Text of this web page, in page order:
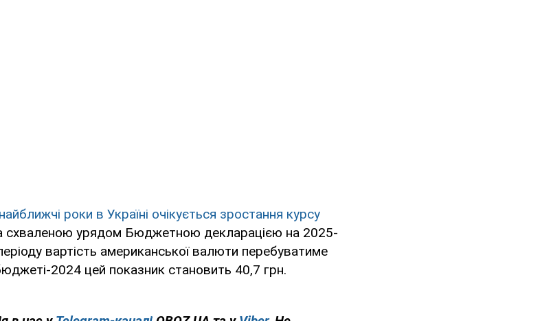
роки в Україні очікується зростання курсу
схваленою урядом Бюджетною декларацією на 2025-
вартість американської валюти перебуватиме
2024 цей показник становить 40,7 грн.